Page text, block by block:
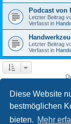
Diese Website
bestmöglichen
bieten. Mehr
Podcast von
Letzter Beitrag
Verfasst in
Letzter Beitrag
Verfasst in